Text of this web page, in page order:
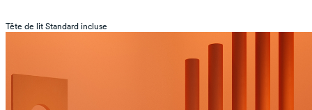
Tête de lit Standard incluse